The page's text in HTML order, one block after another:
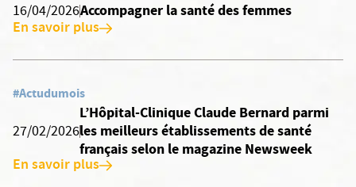
16/04/2026Accompagner la santé des femmes
En savoir plus
#Actudumois
27/02/2026
L’Hôpital-Clinique Claude Bernard parmi
les meilleurs établissements de santé
français selon le magazine Newsweek
En savoir plus